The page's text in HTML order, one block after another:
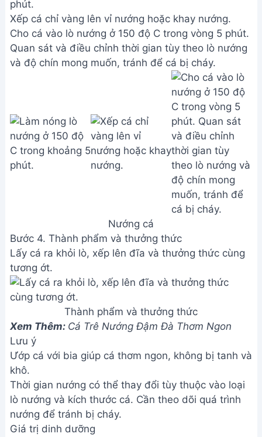
phút.
Xếp cá chỉ vàng lên vỉ nướng hoặc khay nướng.
Cho cá vào lò nướng ở 150 độ C trong vòng 5 phút.
Quan sát và điều chỉnh thời gian tùy theo lò nướng
và độ chín mong muốn, tránh để cá bị cháy.
Nướng cá
Bước 4. Thành phẩm và thưởng thức
Lấy cá ra khỏi lò, xếp lên đĩa và thưởng thức cùng
tương ớt.
Thành phẩm và thưởng thức
Xem Thêm: Cá Trê Nướng Đậm Đà Thơm Ngon
Lưu ý
Ướp cá với bia giúp cá thơm ngon, không bị tanh và
khô.
Thời gian nướng có thể thay đổi tùy thuộc vào loại
lò nướng và kích thước cá. Cần theo dõi quá trình
nướng để tránh bị cháy.
Giá trị dinh dưỡng